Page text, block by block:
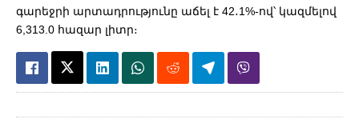
գարեջրի արտադրությունը աճել է 42․1%-ով՝ կազմելով
6,313.0 հազար լիտր։